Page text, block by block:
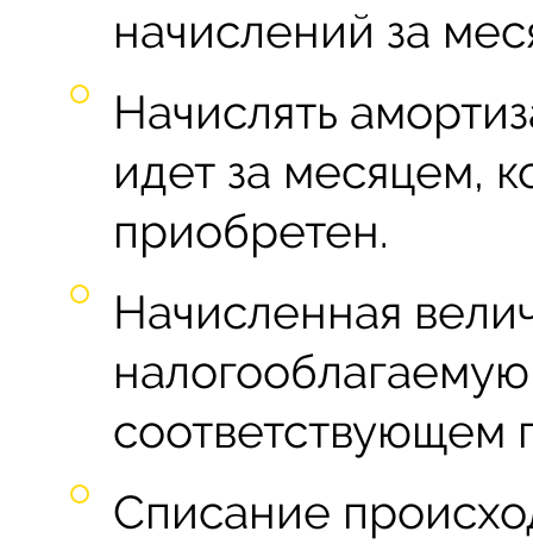
начислений за
Начислять
идет за месяцем,
приобретен.
Начисленная
соответствующем
Списание